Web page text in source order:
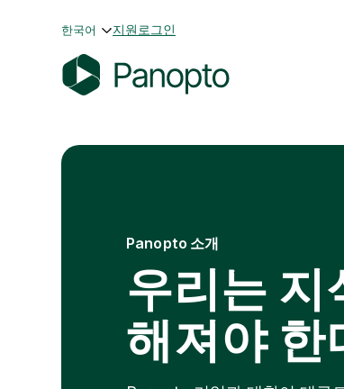
한국어 지원 로그인
n
Panopto 소개
우리는 지
해져야 한